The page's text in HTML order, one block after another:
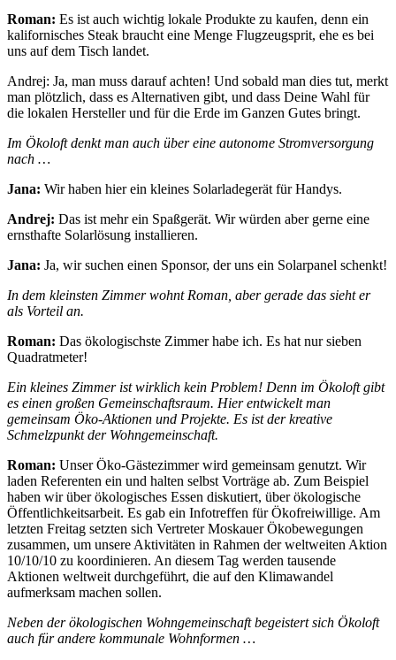
Roman: Es ist auch wichtig lokale Produkte zu kaufen, denn ein
kalifornisches Steak braucht eine Menge Flugzeugsprit, ehe es bei
uns auf dem Tisch landet.
Andrej: Ja, man muss darauf achten! Und sobald man dies tut, merkt
man plötzlich, dass es Alternativen gibt, und dass Deine Wahl für
die lokalen Hersteller und für die Erde im Ganzen Gutes bringt.
Im Ökoloft denkt man auch über eine autonome Stromversorgung
nach …
Jana: Wir haben hier ein kleines Solarladegerät für Handys.
Andrej: Das ist mehr ein Spaßgerät. Wir würden aber gerne eine
ernsthafte Solarlösung installieren.
Jana: Ja, wir suchen einen Sponsor, der uns ein Solarpanel schenkt!
In dem kleinsten Zimmer wohnt Roman, aber gerade das sieht er
als Vorteil an.
Roman: Das ökologischste Zimmer habe ich. Es hat nur sieben
Quadratmeter!
Ein kleines Zimmer ist wirklich kein Problem! Denn im Ökoloft gibt
es einen großen Gemeinschaftsraum. Hier entwickelt man
gemeinsam Öko-Aktionen und Projekte. Es ist der kreative
Schmelzpunkt der Wohngemeinschaft.
Roman: Unser Öko-Gästezimmer wird gemeinsam genutzt. Wir
laden Referenten ein und halten selbst Vorträge ab. Zum Beispiel
haben wir über ökologisches Essen diskutiert, über ökologische
Öffentlichkeitsarbeit. Es gab ein Infotreffen für Ökofreiwillige. Am
letzten Freitag setzten sich Vertreter Moskauer Ökobewegungen
zusammen, um unsere Aktivitäten in Rahmen der weltweiten Aktion
10/10/10 zu koordinieren. An diesem Tag werden tausende
Aktionen weltweit durchgeführt, die auf den Klimawandel
aufmerksam machen sollen.
Neben der ökologischen Wohngemeinschaft begeistert sich Ökoloft
auch für andere kommunale Wohnformen …